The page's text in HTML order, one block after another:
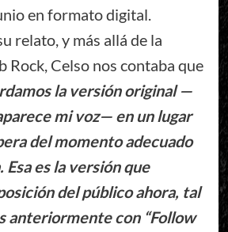
en formato digital.
relato, y más allá de la
Rock, Celso nos contaba que
la versión original —
mi voz— en un lugar
del momento adecuado
es la versión que
del público ahora, tal
anteriormente con “Follow